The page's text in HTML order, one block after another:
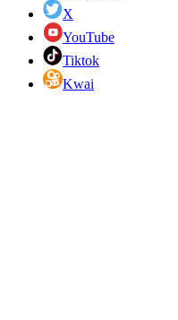
X
YouTube
Tiktok
Kwai